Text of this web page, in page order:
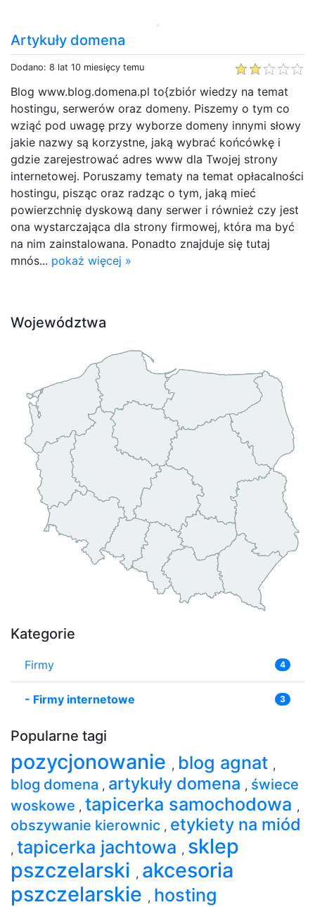
Artykuły domena
Dodano: 8 lat 10 miesięcy temu
Blog www.blog.domena.pl to{zbiór wiedzy na temat
hostingu, serwerów oraz domeny. Piszemy o tym co
wziąć pod uwagę przy wyborze domeny innymi słowy
jakie nazwy są korzystne, jaką wybrać końcówkę i
gdzie zarejestrować adres www dla Twojej strony
internetowej. Poruszamy tematy na temat opłacalności
hostingu, pisząc oraz radząc o tym, jaką mieć
powierzchnię dyskową dany serwer i również czy jest
ona wystarczająca dla strony firmowej, która ma być
na nim zainstalowana. Ponadto znajduje się tutaj
mnós... pokaż więcej »
Województwa
Kategorie
Firmy 4
- Firmy internetowe 3
Popularne tagi
pozycjonowanie , blog agnat ,
blog domena , artykuły domena , świece
woskowe , tapicerka samochodowa ,
obszywanie kierownic , etykiety na miód
, tapicerka jachtowa , sklep
pszczelarski , akcesoria
pszczelarskie , hosting